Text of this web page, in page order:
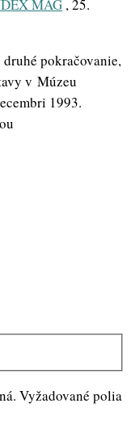
MAG , 25.
pokračovanie,
v Múzeu
1993.
Vyžadované polia